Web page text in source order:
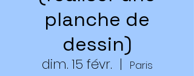
planche de
dessin)
dim. 15 févr.
  |
Paris